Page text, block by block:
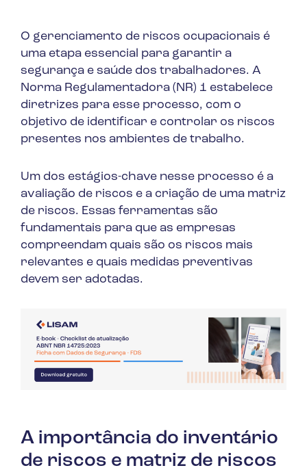
O gerenciamento de riscos ocupacionais é
uma etapa essencial para garantir a
segurança e saúde dos trabalhadores. A
Norma Regulamentadora (NR) 1 estabelece
diretrizes para esse processo, com o
objetivo de identificar e controlar os riscos
presentes nos ambientes de trabalho.
Um dos estágios-chave nesse processo é a
avaliação de riscos e a criação de uma matriz
de riscos. Essas ferramentas são
fundamentais para que as empresas
compreendam quais são os riscos mais
relevantes e quais medidas preventivas
devem ser adotadas.
A importância do inventário
de riscos e matriz de riscos